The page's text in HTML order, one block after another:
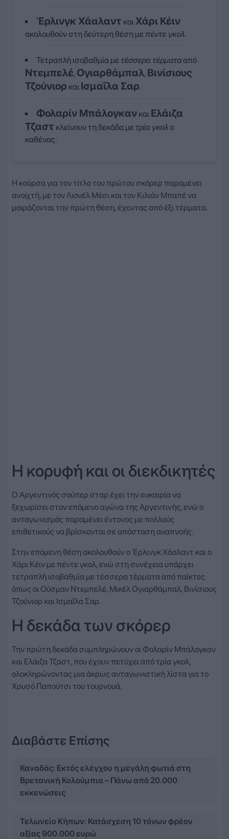
Έρλινγκ Χάαλαντ και Χάρι Κέιν
ακολουθούν στη δεύτερη θέση με πέντε γκολ.
Τετραπλή ισοβαθμία με τέσσερα τέρματααπό
Ντεμπελέ, Ογιαρθάμπαλ, Βινίσιους
Τζούνιορ και Ισμαΐλα Σαρ.
Φολαρίν Μπάλογκαν και Ελάιζα
Τζαστ κλείνουν τη δεκάδα με τρία γκολο
καθένας.
Η κούρσα για τον τίτλο του πρώτου σκόρερ παραμένει
ανοιχτή, με τον Λιονέλ Μέσι και τον Κιλιάν Μπαπέ να
μοιράζονται την πρώτη θέση, έχοντας από έξι τέρματα.
Η κορυφή και οι διεκδικητές
Ο Αργεντινός σούπερ σταρ έχει την ευκαιρία να
ξεχωρίσει στον επόμενο αγώνα της Αργεντινής, ενώ ο
ανταγωνισμός παραμένει έντονος με πολλούς
επιθετικούς να βρίσκονται σε απόσταση αναπνοής.
Στην επόμενη θέση ακολουθούν ο Έρλινγκ Χάαλαντ και ο
Χάρι Κέιν με πέντε γκολ, ενώ στη συνέχεια υπάρχει
τετραπλή ισοβαθμία με τέσσερα τέρματα από παίκτες
όπως οι Ούσμαν Ντεμπελέ, Μικέλ Ογιαρθάμπαλ, Βινίσιους
Τζούνιορ και Ισμαΐλα Σαρ.
Η δεκάδα των σκόρερ
Την πρώτη δεκάδα συμπληρώνουν οι Φολαρίν Μπάλογκαν
και Ελάιζα Τζαστ, που έχουν πετύχει από τρία γκολ,
ολοκληρώνοντας μια άκρως ανταγωνιστική λίστα για το
Χρυσό Παπούτσι του τουρνουά.
Διαβάστε Επίσης
Καναδάς: Εκτός ελέγχου η μεγάλη φωτιά στη
Βρετανική Κολούμπια – Πάνω από 20.000
εκκενώσεις
Τελωνείο Κήπων: Κατάσχεση 10 τόνων φρέον
αξίας 900.000 ευρώ